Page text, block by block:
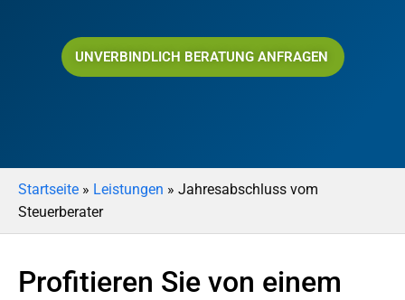
UNVERBINDLICH BERATUNG ANFRAGEN
Startseite » Leistungen » Jahresabschluss vom
Steuerberater
Profitieren Sie von einem